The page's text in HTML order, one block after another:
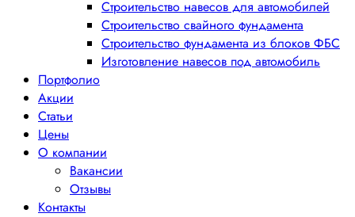
Строительство навесов для автомобилей
Строительство свайного фундамента
Строительство фундамента из блоков ФБС
Изготовление навесов под автомобиль
Портфолио
Акции
Статьи
Цены
О компании
Вакансии
Отзывы
Контакты